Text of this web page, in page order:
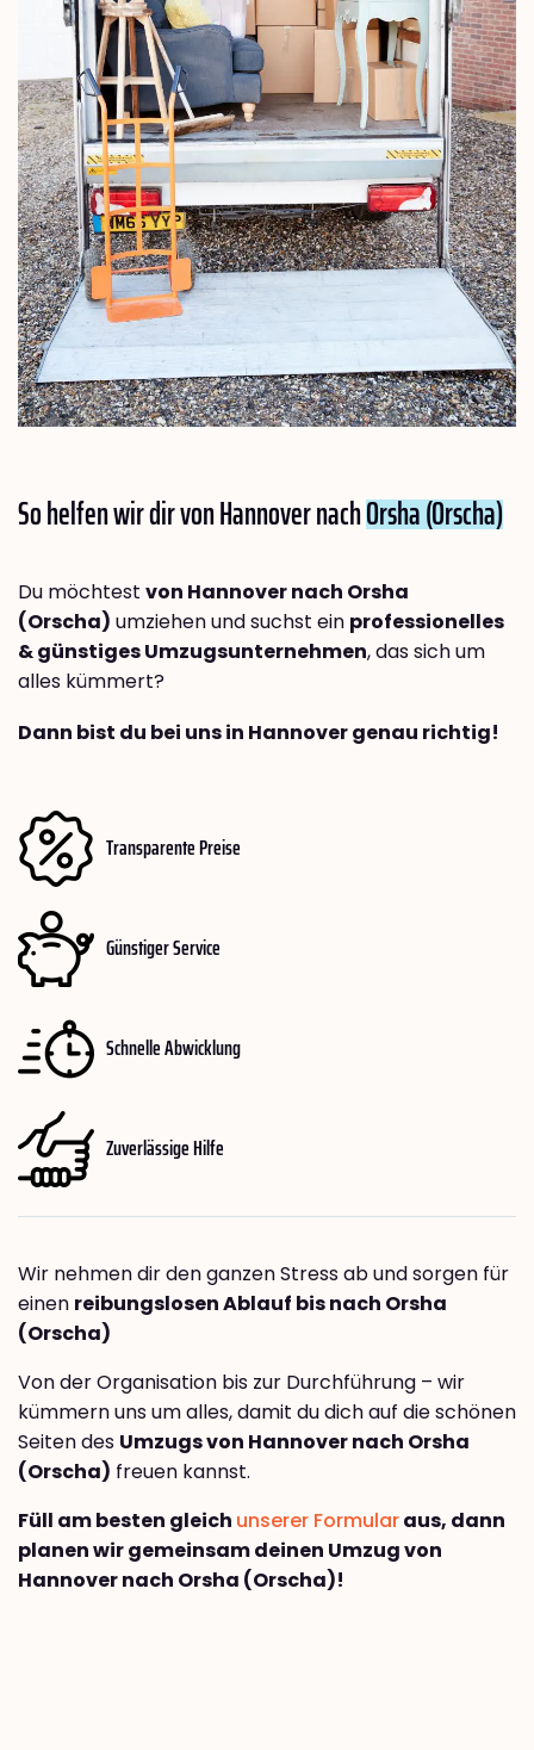
So helfen wir dir von Hannover nachOrsha (Orscha)
Du möchtest von Hannover nach Orsha
(Orscha) umziehen und suchst ein professionelles
& günstiges Umzugsunternehmen, das sich um
alles kümmert?
Dann bist du bei uns in Hannover genau richtig!
Transparente Preise
Günstiger Service
Schnelle Abwicklung
Zuverlässige Hilfe
Wir nehmen dir den ganzen Stress ab und sorgen für
einen reibungslosen Ablauf bis nach Orsha
(Orscha)
Von der Organisation bis zur Durchführung – wir
kümmern uns um alles, damit du dich auf die schönen
Seiten des Umzugs von Hannover nach Orsha
(Orscha) freuen kannst.
Füll am besten gleich unserer Formularaus, dann
planen wir gemeinsam deinen Umzug von
Hannover nach Orsha (Orscha)!